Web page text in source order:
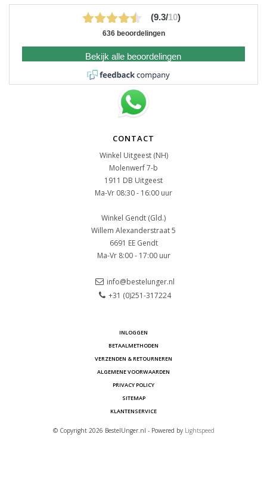
(9.3/10)
636 beoordelingen
Bekijk alle beoordelingen
CONTACT
Winkel Uitgeest (NH)
Molenwerf 7-b
1911 DB Uitgeest
Ma-Vr 08:30 - 16:00 uur
Winkel Gendt (Gld.)
Willem Alexanderstraat 5
6691 EE Gendt
Ma-Vr 8:00 - 17:00 uur
info@bestelunger.nl
+31 (0)251-317224
INLOGGEN
BETAALMETHODEN
VERZENDEN & RETOURNEREN
ALGEMENE VOORWAARDEN
PRIVACY POLICY
SITEMAP
KLANTENSERVICE
© Copyright 2026 BestelUnger.nl - Powered by Lightspeed